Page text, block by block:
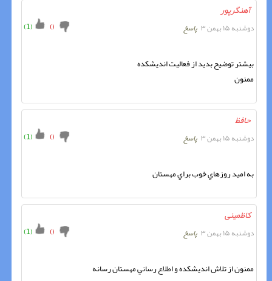
آهنگرپور
دوشنبه ۱۵ بهمن ۳ پاسخ (
1
) (
)
بيشتر توضيح بديد از فعاليت انديشکده
ممنون
حافظ
دوشنبه ۱۵ بهمن ۳ پاسخ (
1
) (
)
به اميد روزهاي خوب براي مهستان
کاظمینی
دوشنبه ۱۵ بهمن ۳ پاسخ (
1
) (
)
ممنون از تلاش انديشکده و اطلاع رساني مهستان رسانه